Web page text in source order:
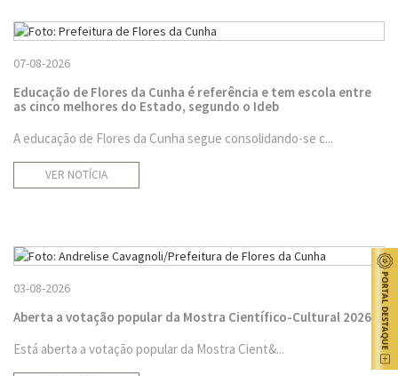
07-08-2026
Educação de Flores da Cunha é referência e tem escola entre
as cinco melhores do Estado, segundo o Ideb
A educação de Flores da Cunha segue consolidando-se c...
VER NOTÍCIA
03-08-2026
Aberta a votação popular da Mostra Científico-Cultural 2026
Está aberta a votação popular da Mostra Cient&...